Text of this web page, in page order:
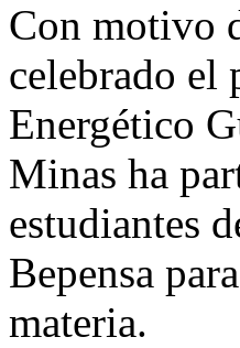
Con motivo
celebrado el
Energético
Minas ha
estudiantes
Bepensa
materia.